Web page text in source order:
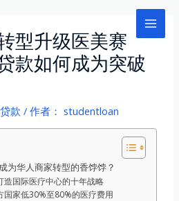
Main
型升级医美赛
款如何成为突破
款 / 作者： studentloan
为华人商家转型的香饽饽？
造国际医疗中心的十年战略
国家低30%至80%的医疗费用